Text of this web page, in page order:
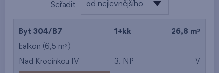
Seřadit od nejlevnějšího
od nejmenší plochy
Byt 304/B7 1+kk 26,8 m 2
balkon (6,5 m2 )
Nad Krocínkou IV 3. NP V